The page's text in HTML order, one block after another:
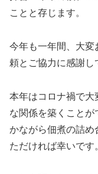
ことと存じます。
今年も一年間、大
頼とご協力に感謝し
本年はコロナ禍で
な関係を築くこと
かながら佃煮の詰め
ただければ幸いです